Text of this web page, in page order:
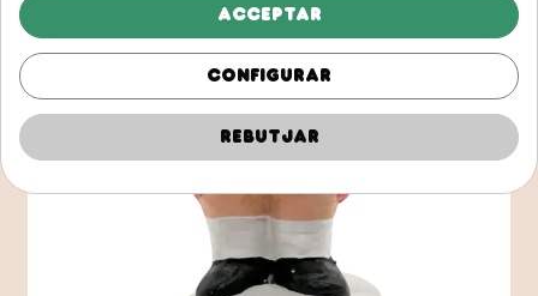
Acceptar
Configurar
Rebutjar